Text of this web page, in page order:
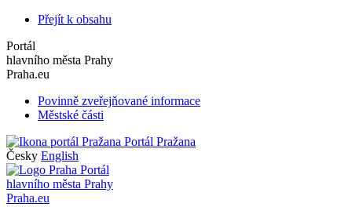
Přejít k obsahu
Portál
hlavního města Prahy
Praha.eu
Povinně zveřejňované informace
Městské části
Portál Pražana
Česky English
Portál
hlavního města Prahy
Praha.eu